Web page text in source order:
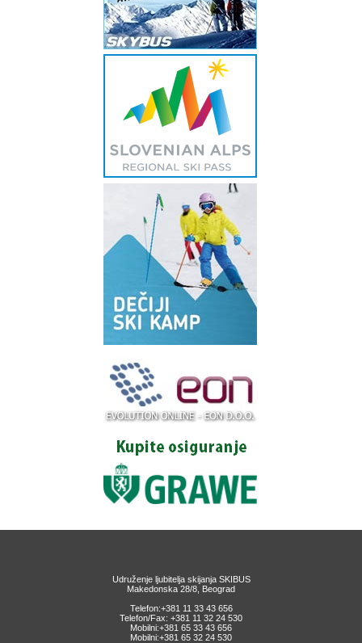
Udruženje ljubitelja skijanja SKIBUS
Makedonska 28/8, Beograd
Telefon:+381 11 33 43 656
Telefon/Fax: +381 11 32 24 530
Mobilni:+381 65 33 43 656
Mobilni:+381 65 32 24 530